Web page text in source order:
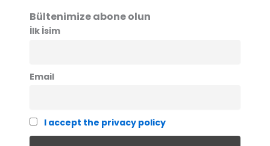
Bültenimize abone olun
İlk İsim
Email
I accept the privacy policy